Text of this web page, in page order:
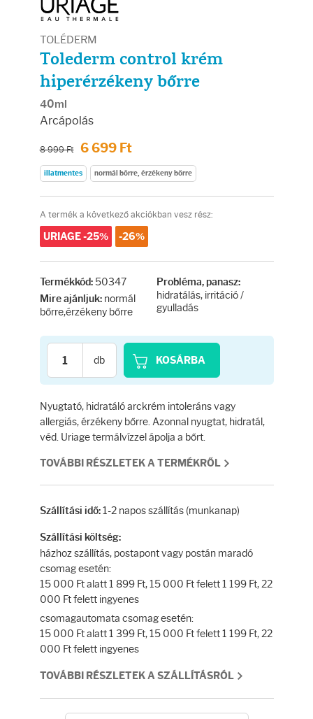
TOLÉDERM
Tolederm control krém
hiperérzékeny bőrre
40ml
Arcápolás
8 999 Ft 6 699 Ft
illatmentes normál bőrre, érzékeny bőrre
A termék a következő akciókban vesz rész:
URIAGE -25% -26%
Termékkód:50347
Mire ajánljuk:normál
bőrre,érzékeny bőrre
Probléma, panasz:
hidratálás, irritáció /
gyulladás
db KOSÁRBA
Nyugtató, hidratáló arckrém intoleráns vagy
allergiás, érzékeny bőrre. Azonnal nyugtat, hidratál,
véd. Uriage termálvízzel ápolja a bőrt.
TOVÁBBI RÉSZLETEK A TERMÉKRŐL
Szállítási idő:1-2 napos szállítás (munkanap)
Szállítási költség:
házhoz szállítás, postapont vagy postán maradó
csomag esetén:
15 000 Ft alatt 1 899 Ft, 15 000 Ft felett 1 199 Ft, 22
000 Ft felett ingyenes
csomagautomata csomag esetén:
15 000 Ft alatt 1 399 Ft, 15 000 Ft felett 1 199 Ft, 22
000 Ft felett ingyenes
TOVÁBBI RÉSZLETEK A SZÁLLÍTÁSRÓL
Arcmaszkok
Ajakápolók
Hajápolás
Hajkondicionálók
Hajmaszkok
Hajhullás kezelése
Testápolás
Testápolók
Tisztálkodók
Kézkrémek
Torokpasztillák
Fogkrémek
Napozás előtt